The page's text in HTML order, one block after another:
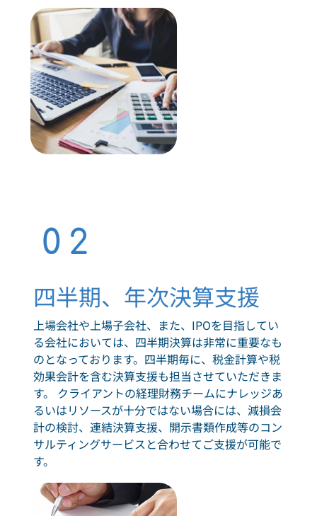
02
四半期、年次決算支援
上場会社や上場子会社、また、IPOを目指してい
る会社においては、四半期決算は非常に重要なも
のとなっております。四半期毎に、税金計算や税
効果会計を含む決算支援も担当させていただきま
す。 クライアントの経理財務チームにナレッジあ
るいはリソースが十分ではない場合には、減損会
計の検討、連結決算支援、開示書類作成等のコン
サルティングサービスと合わせてご支援が可能で
す。